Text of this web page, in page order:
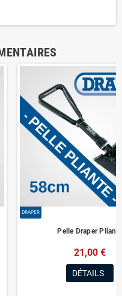
DRAPER
Pelle Draper
21,00 €
DÉTAILS